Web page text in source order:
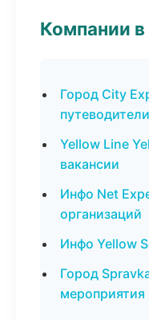
Компании
Город City
путеводители
Yellow Line
вакансии
Инфо Net
организаций
Инфо Yellow
Город
мероприятия